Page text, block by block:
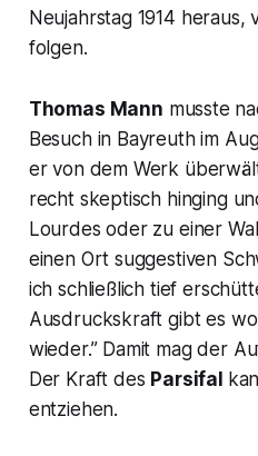
Neujahrstag 1914 heraus,
folgen.
Thomas Mann musste
Besuch in Bayreuth im
er von dem Werk
recht skeptisch hinging
Lourdes oder zu einer
einen Ort suggestiven
ich schließlich tief
Ausdruckskraft gibt es
wieder.”Damit mag der
Der Kraft des Parsifal
entziehen.